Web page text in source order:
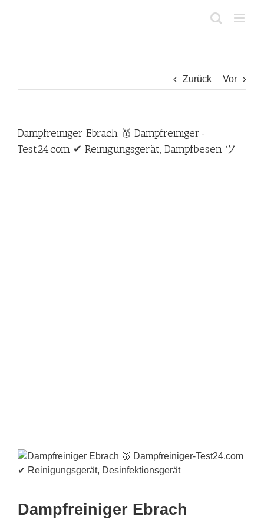
Zurück Vor
Dampfreiniger Ebrach 🥇 Dampfreiniger-
Test24.com ✔ Reinigungsgerät, Dampfbesen ツ
Dampfreiniger Ebrach